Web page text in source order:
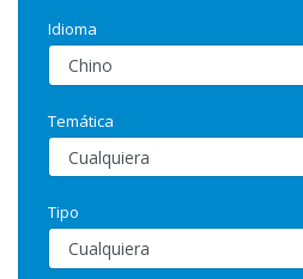
Idioma
Temática
Tipo